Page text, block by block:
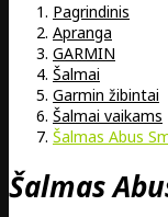
Pagrindinis
Apranga
GARMIN
Šalmai
Garmin žibintai
Šalmai vaikams
Šalmas Abus
Šalmas